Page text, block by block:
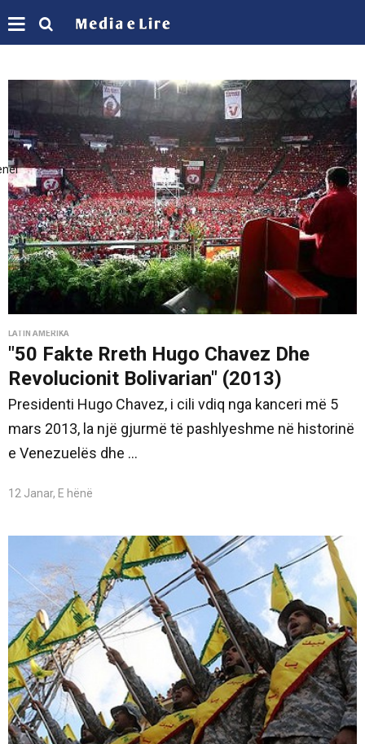
LATIN AMERIKA
"50 Fakte Rreth Hugo Chavez Dhe
Revolucionit Bolivarian" (2013)
Presidenti Hugo Chavez, i cili vdiq nga kanceri më 5
mars 2013, la një gjurmë të pashlyeshme në historinë
e Venezuelës dhe ...
12 Janar, E hënë